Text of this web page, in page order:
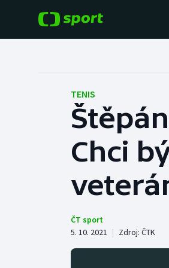
Hokej
Tenis
TENIS
Chci
ČT sport
5. 10. 2021 | Zdroj: ČTK